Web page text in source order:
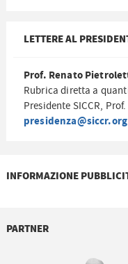
LETTERE AL
Prof. Renato
Rubrica diretta a
Presidente SICCR,
presidenza@siccr.org
INFORMAZIONE
PARTNER